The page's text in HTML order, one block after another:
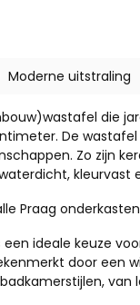
Moderne uitstraling
die
De
Zo zijn
kleurvast
Praag
ideale keuze
door een